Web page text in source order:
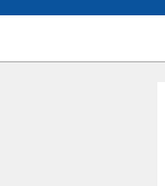
findet auch:
Logo Ev.